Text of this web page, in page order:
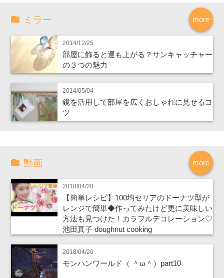
more
ミラー
2014/12/25
部屋に飾ると運も上がる？サンキャッチャー
の３つの魅力
2014/05/04
鏡を活用して部屋を広くおしゃれに見せるコ
ツ
more
動画
2018/04/20
【簡単レシピ】100均セリアのドーナツ型が
レンジで簡単◆作ってみたけど更に美味しい
方法も見つけた！カラフルデコレーション♡
池田真子 doughnut cooking
2018/04/20
モンハンワールド（ ＾ω＾）part10